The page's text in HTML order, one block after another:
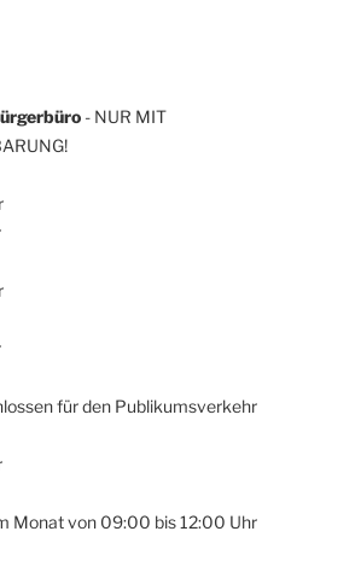
- NUR MIT
für den Publikumsverkehr
Monat von 09:00 bis 12:00 Uhr